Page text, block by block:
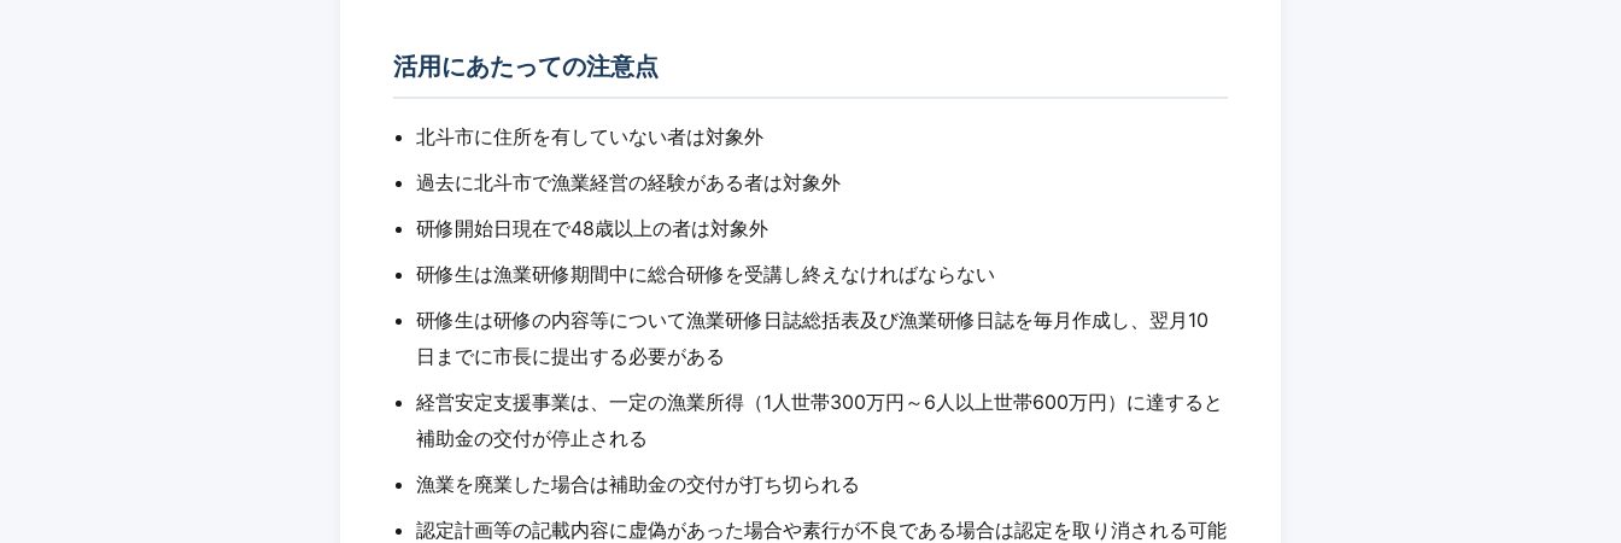
活用にあたっての注意点
北斗市に住所を有していない者は対象外
過去に北斗市で漁業経営の経験がある者は対象外
研修開始日現在で48歳以上の者は対象外
研修生は漁業研修期間中に総合研修を受講し終えなければならない
研修生は研修の内容等について漁業研修日誌総括表及び漁業研修日誌を毎月作成し、翌月10
日までに市長に提出する必要がある
経営安定支援事業は、一定の漁業所得（1人世帯300万円～6人以上世帯600万円）に達すると
補助金の交付が停止される
漁業を廃業した場合は補助金の交付が打ち切られる
認定計画等の記載内容に虚偽があった場合や素行が不良である場合は認定を取り消される可能